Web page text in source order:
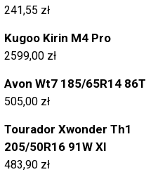
241,55 zł
Kugoo Kirin M4 Pro
2599,00 zł
Avon Wt7 185/65R14 86T
505,00 zł
Tourador Xwonder Th1
205/50R16 91W Xl
483,90 zł